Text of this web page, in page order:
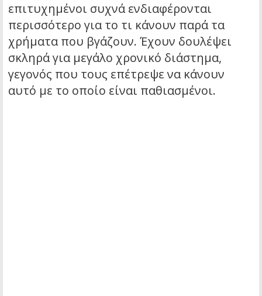
επιτυχημένοι συχνά ενδιαφέρονται
περισσότερο για το τι κάνουν παρά τα
χρήματα που βγάζουν. Έχουν δουλέψει
σκληρά για μεγάλο χρονικό διάστημα,
γεγονός που τους επέτρεψε να κάνουν
αυτό με το οποίο είναι παθιασμένοι.